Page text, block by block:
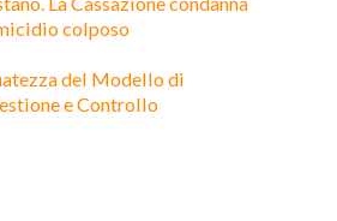
colposo
del Modello di
e Controllo